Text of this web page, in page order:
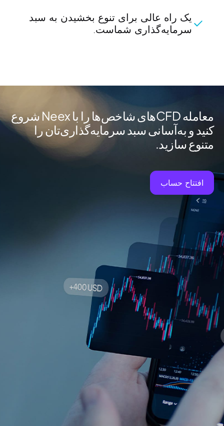
یک راه عالی برای تنوع بخشیدن به سبد
سرمایه‌گذاری شماست.
معامله CFDهای شاخص‌ها را با Neex شروع
کنید و به‌آسانی سبد سرمایه‌گذاری‌تان را
متنوع سازید.
افتتاح حساب